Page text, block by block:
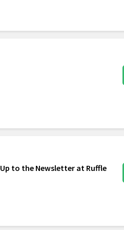
to the Newsletter at Ruffle